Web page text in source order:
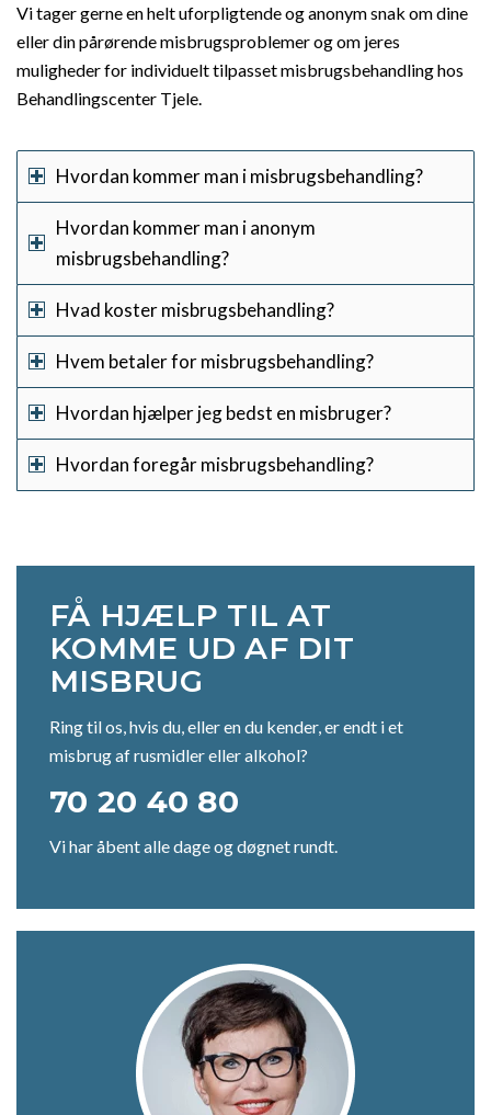
Vi tager gerne en helt uforpligtende og anonym snak om dine
eller din pårørende misbrugsproblemer og om jeres
muligheder for individuelt tilpasset misbrugsbehandling hos
Behandlingscenter Tjele.
Hvordan kommer man i misbrugsbehandling?
Hvordan kommer man i anonym
misbrugsbehandling?
Hvad koster misbrugsbehandling?
Hvem betaler for misbrugsbehandling?
Hvordan hjælper jeg bedst en misbruger?
Hvordan foregår misbrugsbehandling?
FÅ HJÆLP TIL AT
KOMME UD AF DIT
MISBRUG
Ring til os, hvis du, eller en du kender, er endt i et
misbrug af rusmidler eller alkohol?
70 20 40 80
Vi har åbent alle dage og døgnet rundt.